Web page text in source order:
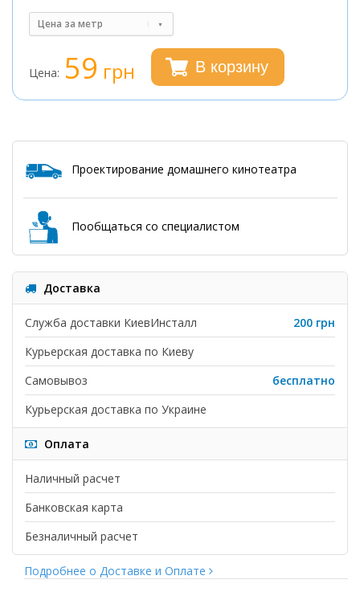
Цена за метр
Цена: 59 грн В корзину
Проектирование домашнего кинотеатра
Пообщаться со специалистом
Доставка
Служба доставки КиевИнсталл
200 грн
Курьерская доставка по Киеву
Самовывоз
бесплатно
Курьерская доставка по Украине
Оплата
Наличный расчет
Банковская карта
Безналичный расчет
Подробнее о Доставке и Оплате